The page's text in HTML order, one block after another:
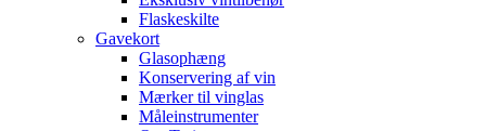
Flaskeskilte
Gavekort
Glasophæng
Konservering af vin
Mærker til vinglas
Måleinstrumenter